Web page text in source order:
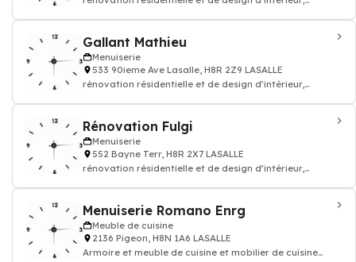
Gallant Mathieu
Menuiserie
533 90ieme Ave Lasalle, H8R 2Z9 LASALLE
rénovation résidentielle et de design d’intérieur,
Rénovation Fulgi
Menuiserie
552 Bayne Terr, H8R 2X7 LASALLE
rénovation résidentielle et de design d’intérieur,
Menuiserie Romano Enrg
Meuble de cuisine
2136 Pigeon, H8N 1A6 LASALLE
Armoire et meuble de cuisine et mobilier de cuisine